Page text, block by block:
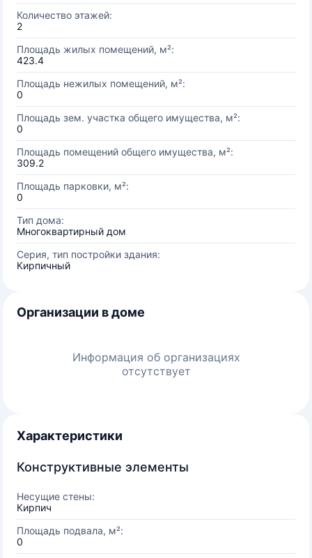
Количество этажей:
2
Площадь жилых помещений, м²:
423.4
Площадь нежилых помещений, м²:
0
Площадь зем. участка общего имущества, м²:
0
Площадь помещений общего имущества, м²:
309.2
Площадь парковки, м²:
0
Тип дома:
Многоквартирный дом
Серия, тип постройки здания:
Кирпичный
Организации в доме
Информация об организациях
отсутствует
Характеристики
Конструктивные элементы
Несущие стены:
Кирпич
Площадь подвала, м²:
0